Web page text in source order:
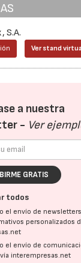
S.A.
Ver stand
a nuestra
- Ver
GRATIS
todos
el envío de
personalizados
el envío de
interempresas.net